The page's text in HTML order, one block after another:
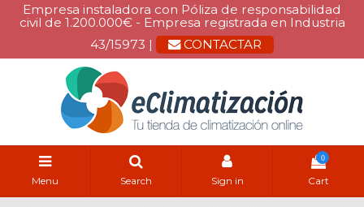
Empresa instaladora con Póliza de responsabilidad
civil de 1.200.000€ - Empresa registrada en Industria
43/15973 |
CONTACTAR
Menu Search Sign in
0
Cart